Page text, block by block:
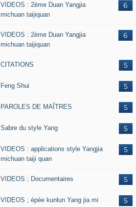
6
VIDEOS : 2ème Duan Yangjia
michuan taijiquan
6
VIDEOS : 2ème Duan Yangjia
michuan taijiquan
5
CITATIONS
5
Feng Shui
5
PAROLES DE MAÎTRES
5
Sabre du style Yang
5
VIDEOS : applications style Yangjia
michuan taiji quan
5
VIDEOS ; Documentaires
5
VIDEOS ; épée kunlun Yang jia mi